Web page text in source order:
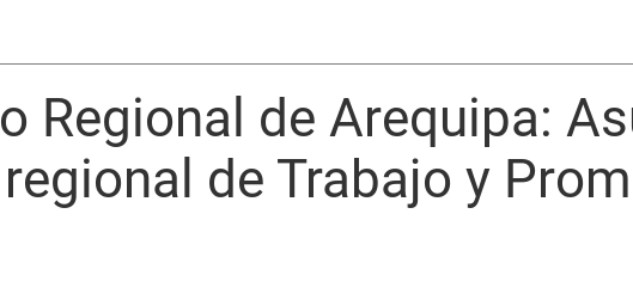
Regional de Arequipa:
de Trabajo y